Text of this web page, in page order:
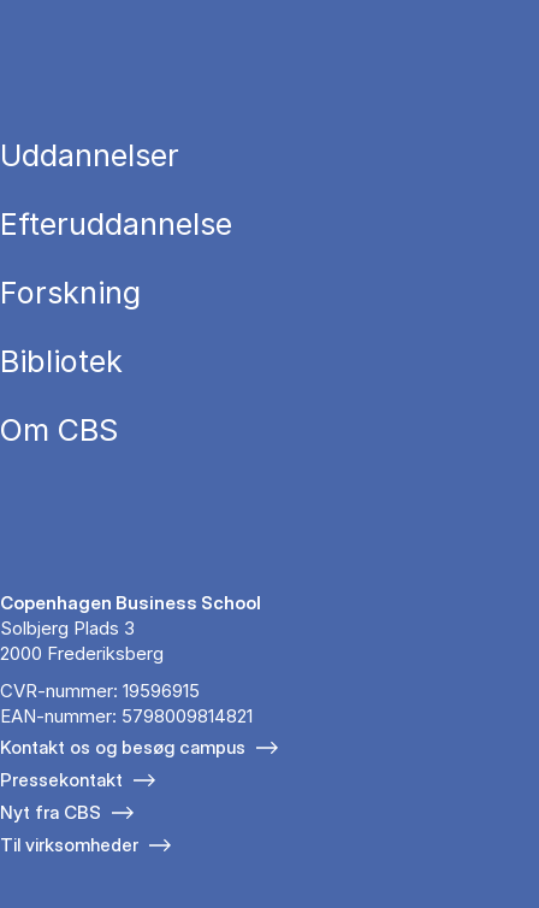
Uddannelser
Efteruddannelse
Forskning
Bibliotek
Om CBS
Copenhagen Business School
Solbjerg Plads 3
2000 Frederiksberg
CVR-nummer: 19596915
EAN-nummer: 5798009814821
Kontakt os og besøg campus
Pressekontakt
Nyt fra CBS
Til virksomheder